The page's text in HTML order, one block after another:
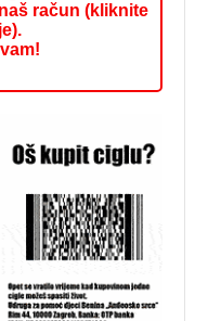
račun (kliknite